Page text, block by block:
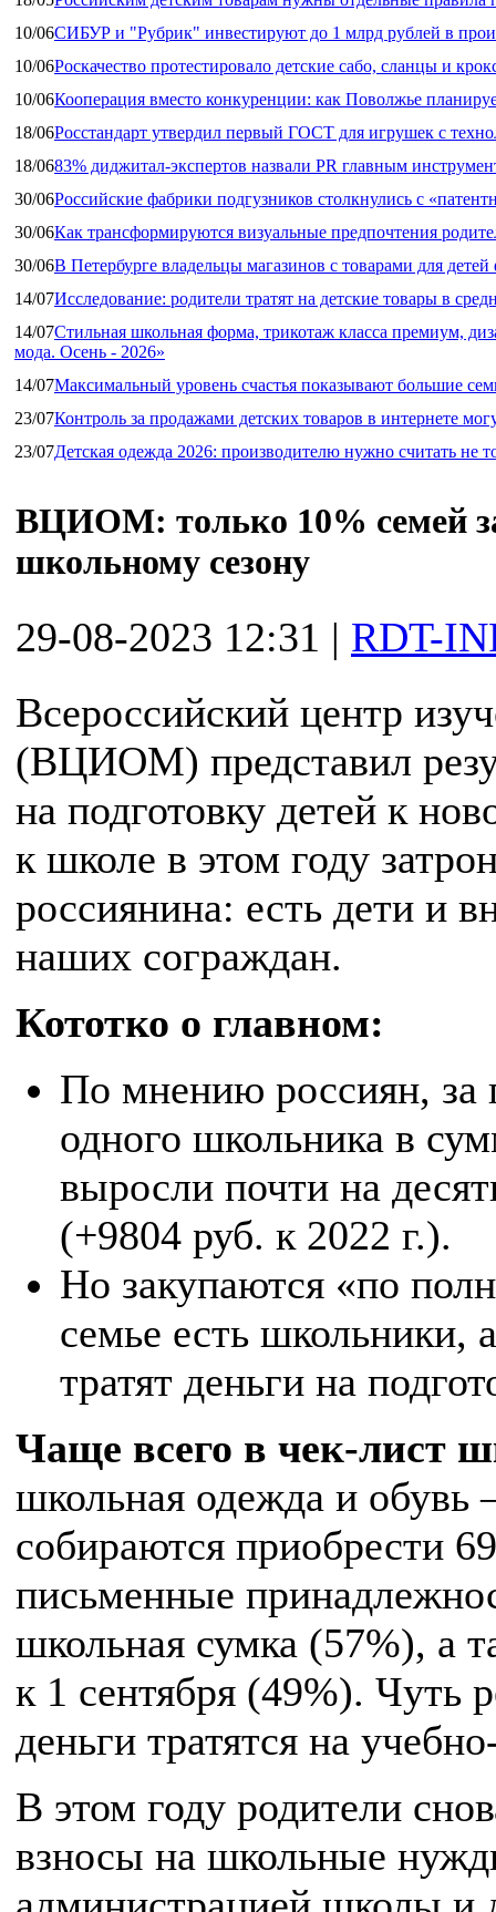
10/06СИБУР и "Рубрик" инвестируют до 1 млрд рублей в
10/06Роскачество протестировало детские сабо, сланцы и
10/06Кооперация вместо конкуренции: как Поволжье
18/06Росстандарт утвердил первый ГОСТ для игрушек с
18/0683% диджитал‑экспертов назвали PR главным
30/06Российские фабрики подгузников столкнулись с
30/06Как трансформируются визуальные предпочтения
30/06В Петербурге владельцы магазинов с товарами для
14/07Исследование: родители тратят на детские товары в
14/07Стильная школьная форма, трикотаж класса премиум,
мода. Осень - 2026»
14/07Максимальный уровень счастья показывают большие
23/07Контроль за продажами детских товаров в интернете
23/07Детская одежда 2026: производителю нужно считать не
ВЦИОМ: только 10% семей
школьному сезону
29-08-2023 12:31 | RDT-
Всероссийский центр
(ВЦИОМ) представил
на подготовку детей к
к школе в этом году
россиянина: есть дети и
наших сограждан.
Кототко о главном:
По мнению россиян,
одного школьника в
выросли почти на
(+9804 руб. к 2022 г.).
Но закупаются «по
семье есть школьники,
тратят деньги на
Чаще всего в чек-лист
школьная одежда и
собираются приобрести
письменные
школьная сумка (57%), а
к 1 сентября (49%). Чуть
деньги тратятся на
В этом году родители
взносы на школьные